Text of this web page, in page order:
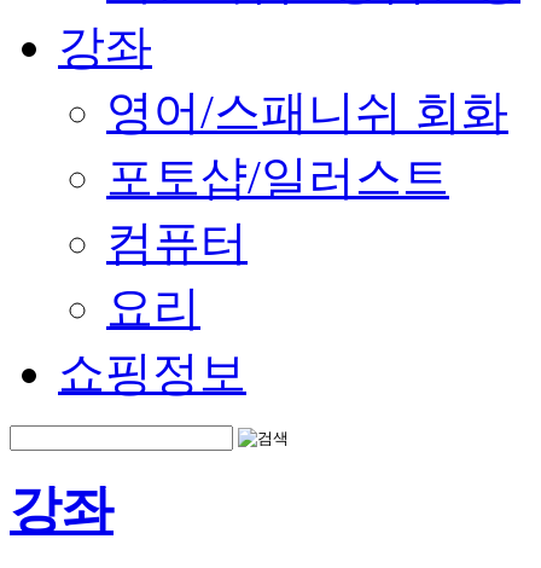
강좌
영어/스패니쉬 회화
포토샵/일러스트
컴퓨터
요리
쇼핑정보
강좌